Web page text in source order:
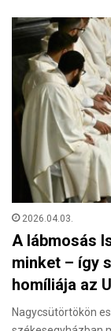
2026.04.03.
A lábmosás
minket – így
homíliája az
Nagycsütörtökön